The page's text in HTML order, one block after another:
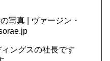
写真 | ヴァージン・
ングスの社長です